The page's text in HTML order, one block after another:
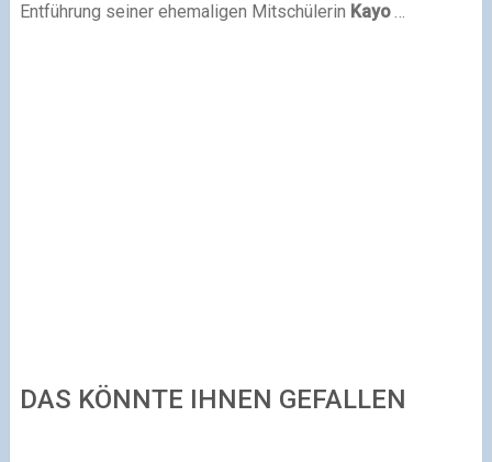
Entführung seiner ehemaligen Mitschülerin Kayo…
DAS KÖNNTE IHNEN GEFALLEN